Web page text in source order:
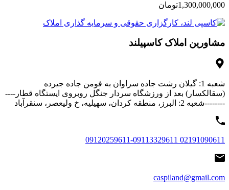
1,300,000,000تومان
مشاورین املاک کاسپیلند
شعبه 1: گیلان رشت جاده سراوان به فومن جاده جیرده
(سقالکسار) بعد از ورزشگاه سردار جنگل روبروی ایستگاه قطار----
--------شعبه 2: البرز، منطقه کردان، سهیلیه، خ ولیعصر، سنقرآباد
02191090611 09120259611-09113329611
caspiland@gmail.com